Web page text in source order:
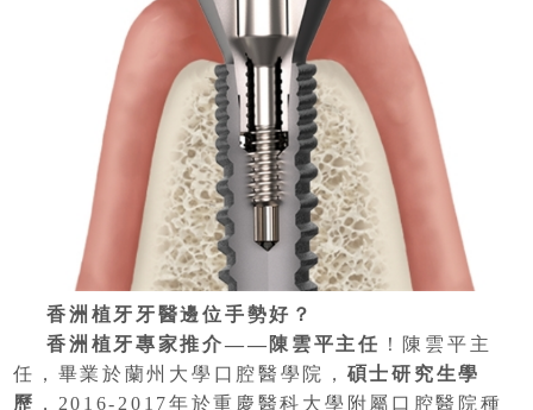
香洲植牙牙醫邊位手勢好？
香洲植牙專家推介——陳雲平主任 ！陳雲平主
任，畢業於蘭州大學口腔醫學院， 碩士研究生學
歷 ，2016-2017年於重慶醫科大學附屬口腔醫院種